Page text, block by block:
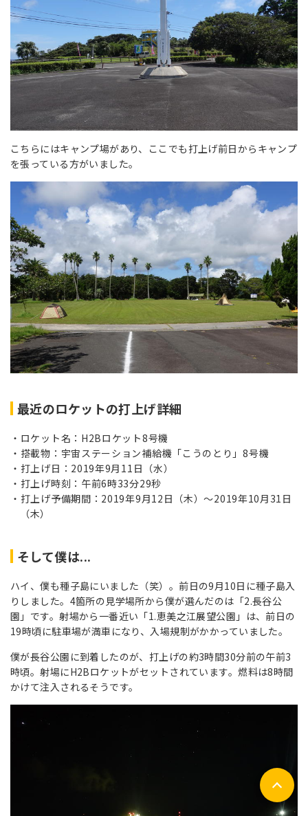
こちらにはキャンプ場があり、ここでも打上げ前日からキャンプ
を張っている方がいました。
最近のロケットの打上げ詳細
ロケット名：H2Bロケット8号機
搭載物：宇宙ステーション補給機「こうのとり」8号機
打上げ日：2019年9月11日（水）
打上げ時刻：午前6時33分29秒
打上げ予備期間：2019年9月12日（木）～2019年10月31日
（木）
そして僕は...
ハイ、僕も種子島にいました（笑）。前日の9月10日に種子島入
りしました。4箇所の見学場所から僕が選んだのは「2.長谷公
園」です。射場から一番近い「1.恵美之江展望公園」は、前日の
19時頃に駐車場が満車になり、入場規制がかかっていました。
僕が長谷公園に到着したのが、打上げの約3時間30分前の午前3
時頃。射場にH2Bロケットがセットされています。燃料は8時間
かけて注入されるそうです。